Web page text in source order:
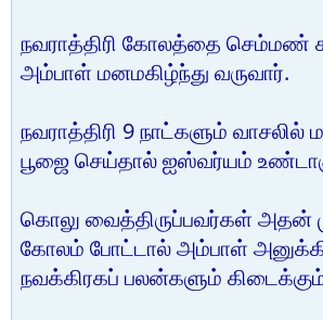
நவராத்திரி கோலத்தை செம்மண்
அம்பாள் மனமகிழ்ந்து வருவார்.
நவராத்திரி 9 நாட்களும் வாசலில்
பூஜை செய்தால் ஐஸ்வர்யம்
கொலு வைத்திருப்பவர்கள் அதன்
கோலம் போட்டால் அம்பாள்
நவக்கிரகப் பலன்களும்